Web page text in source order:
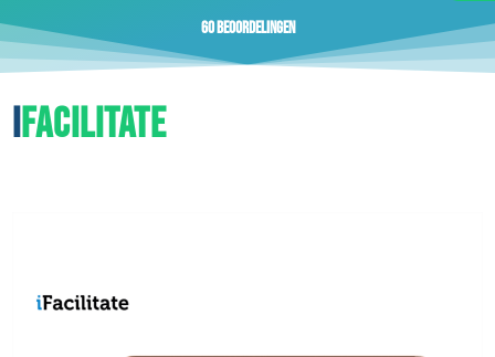
60 beoordelingen
IFACILITATE